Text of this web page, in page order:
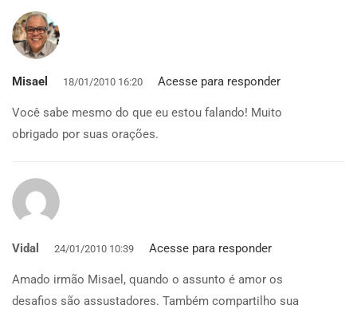
Misael 18/01/2010 16:20 Acesse para responder
Você sabe mesmo do que eu estou falando! Muito
obrigado por suas orações.
Vidal 24/01/2010 10:39 Acesse para responder
Amado irmão Misael, quando o assunto é amor os
desafios são assustadores. Também compartilho sua